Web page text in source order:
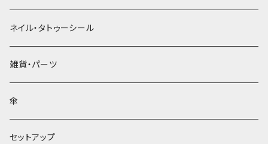
ネイル・タトゥーシール
雑貨・パーツ
傘
セットアップ